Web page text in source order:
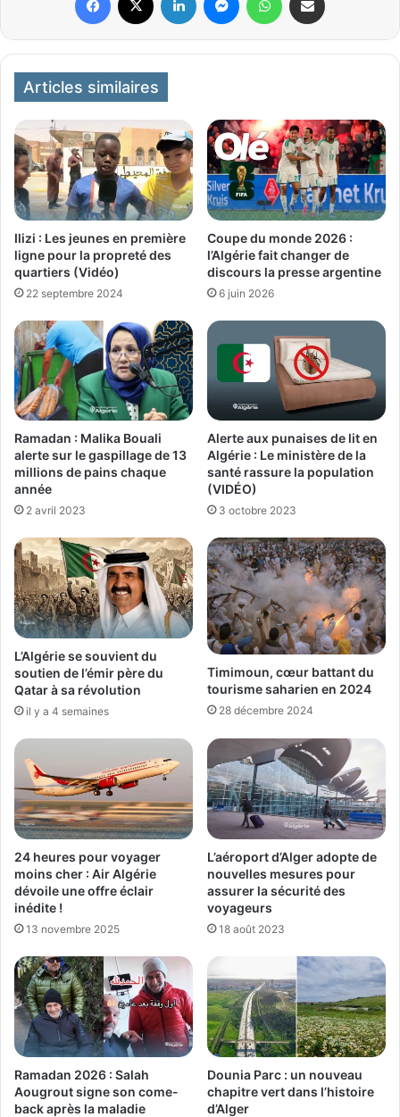
Articles similaires
Ilizi : Les jeunes en première
ligne pour la propreté des
quartiers (Vidéo)
22 septembre 2024
Coupe du monde 2026 :
l’Algérie fait changer de
discours la presse argentine
6 juin 2026
Ramadan : Malika Bouali
alerte sur le gaspillage de 13
millions de pains chaque
année
2 avril 2023
Alerte aux punaises de lit en
Algérie : Le ministère de la
santé rassure la population
(VIDÉO)
3 octobre 2023
L’Algérie se souvient du
soutien de l’émir père du
Qatar à sa révolution
il y a 4 semaines
Timimoun, cœur battant du
tourisme saharien en 2024
28 décembre 2024
24 heures pour voyager
moins cher : Air Algérie
dévoile une offre éclair
inédite !
13 novembre 2025
L’aéroport d’Alger adopte de
nouvelles mesures pour
assurer la sécurité des
voyageurs
18 août 2023
Ramadan 2026 : Salah
Aougrout signe son come-
back après la maladie
Dounia Parc : un nouveau
chapitre vert dans l’histoire
d’Alger